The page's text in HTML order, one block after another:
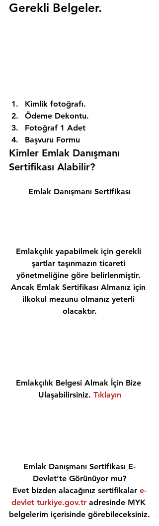
Gerekli Belgeler.
Kimlik fotoğrafı.
Ödeme Dekontu.
Fotoğraf 1 Adet
Başvuru Formu
Kimler Emlak Danışmanı
Sertifikası Alabilir?
Emlak Danışmanı Sertifikası
Emlakçılık yapabilmek için gerekli
şartlar taşınmazın ticareti
yönetmeliğine göre belirlenmiştir.
Ancak Emlak Sertifikası Almanız için
ilkokul mezunu olmanız yeterli
olacaktır.
Emlakçılık Belgesi Almak İçin Bize
Ulaşabilirsiniz. Tıklayın
Emlak Danışmanı Sertifikası E-
Devlet’te Görünüyor mu?
Evet bizden alacağınız sertifikalar e-
devlet turkiye.gov.tr adresinde MYK
belgelerim içerisinde görebileceksiniz.